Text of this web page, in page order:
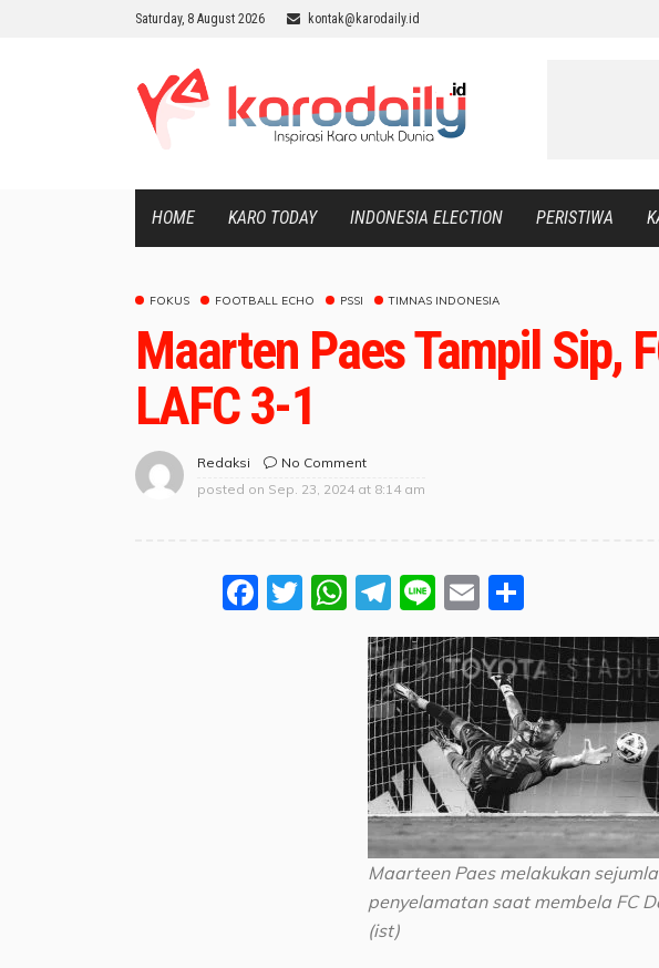
Saturday, 8 August 2026 kontak@karodaily.id
HOME KARO TODAY INDONESIA ELECTION PERISTIWA
FOKUS FOOTBALL ECHO PSSI TIMNAS INDONESIA
Maarten Paes Tampil Sip,
LAFC 3-1
Redaksi
No Comment
posted on Sep. 23, 2024 at 8:14 am
Facebook
Twitter
WhatsApp
Telegram
LineEmail
Maarteen Paes melakukan
penyelamatan saat membela FC
(ist)